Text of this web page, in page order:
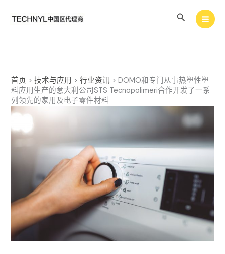
搜
首页 >技术与应用 >行业资讯 >DOMO和专门从事热塑性塑
料应用生产的意大利公司STS Tecnopolimeri合作开发了一系
列领先的家用及电子零件材料